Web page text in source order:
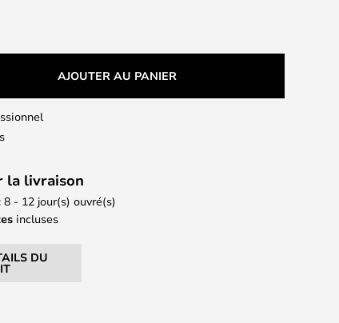
AJOUTER AU PANIER
la livraison
- 12 jour(s) ouvré(s)
incluses
DU